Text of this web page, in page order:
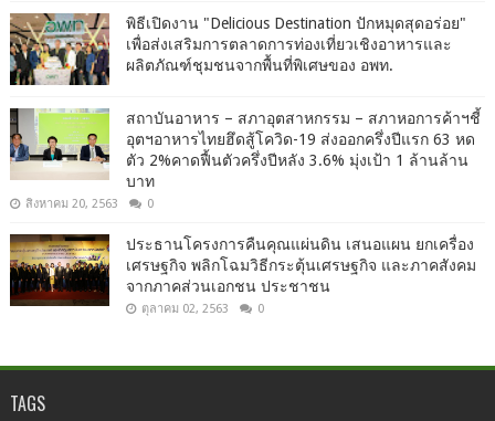
พิธีเปิดงาน "Delicious Destination ปักหมุดสุดอร่อย"
เพื่อส่งเสริมการตลาดการท่องเที่ยวเชิงอาหารและ
ผลิตภัณฑ์ชุมชนจากพื้นที่พิเศษของ อพท.
สถาบันอาหาร – สภาอุตสาหกรรม – สภาหอการค้าฯชี้
อุตฯอาหารไทยฮึดสู้โควิด-19 ส่งออกครึ่งปีแรก 63 หด
ตัว 2%คาดฟื้นตัวครึ่งปีหลัง 3.6% มุ่งเป้า 1 ล้านล้าน
บาท
สิงหาคม 20, 2563 0
ประธานโครงการคืนคุณแผ่นดิน เสนอแผน ยกเครื่อง
เศรษฐกิจ พลิกโฉมวิธีกระตุ้นเศรษฐกิจ และภาคสังคม
จากภาคส่วนเอกชน ประชาชน
ตุลาคม 02, 2563 0
TAGS